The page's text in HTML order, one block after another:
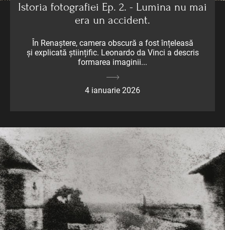
Istoria fotografiei Ep. 2. - Lumina nu mai
era un accident.
În Renaștere, camera obscură a fost înțeleasă
și explicată științific. Leonardo da Vinci a descris
formarea imaginii...
4 ianuarie 2026